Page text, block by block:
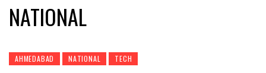
NATIONAL
AHMEDABAD NATIONAL TECH